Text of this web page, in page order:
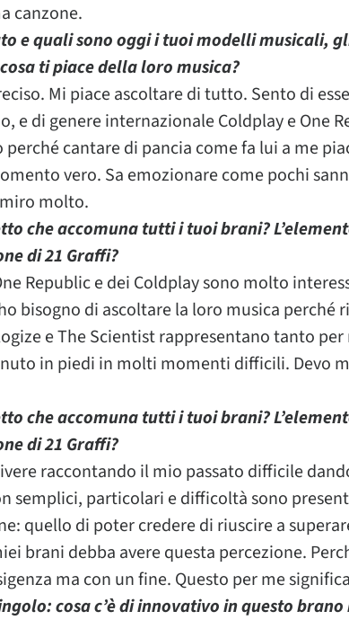
canzone.
e quali sono oggi i tuoi modelli musicali,
ti piace della loro musica?
Mi piace ascoltare di tutto. Sento di
e di genere internazionale Coldplay e One
cantare di pancia come fa lui a me
vero. Sa emozionare come pochi
molto.
che accomuna tutti i tuoi brani?
di 21 Graffi?
Republic e dei Coldplay sono molto
bisogno di ascoltare la loro musica perché
e The Scientist rappresentano tanto per
in piedi in molti momenti difficili. Devo
che accomuna tutti i tuoi brani?
di 21 Graffi?
raccontando il mio passato difficile
semplici, particolari e difficoltà sono
quello di poter credere di riuscire a
brani debba avere questa percezione.
ma con un fine. Questo per me
cosa c’è di innovativo in questo